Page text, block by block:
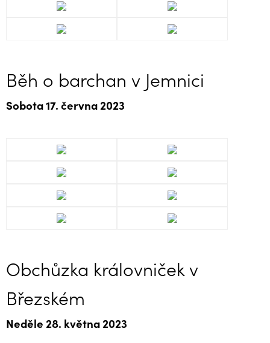
Běh o barchan v Jemnici
Sobota 17. června 2023
Obchůzka královniček v
Březském
Neděle 28. května 2023